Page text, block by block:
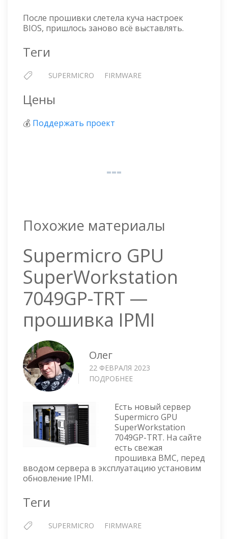
После прошивки слетела куча настроек
BIOS, пришлось заново всё выставлять.
Теги
SUPERMICRO FIRMWARE
Цены
💰 Поддержать проект
Похожие материалы
Supermicro GPU
SuperWorkstation
7049GP-TRT —
прошивка IPMI
Олег
22 ФЕВРАЛЯ 2023
ПОДРОБНЕЕ
SUPERWORKSTATION
7049GP-
TRT
—
ПРОШИВКА
IPMI
Есть новый сервер
Supermicro GPU
SuperWorkstation
7049GP-TRT. На сайте
есть свежая
прошивка BMC, перед
вводом сервера в эксплуатацию установим
обновление IPMI.
Теги
SUPERMICRO FIRMWARE